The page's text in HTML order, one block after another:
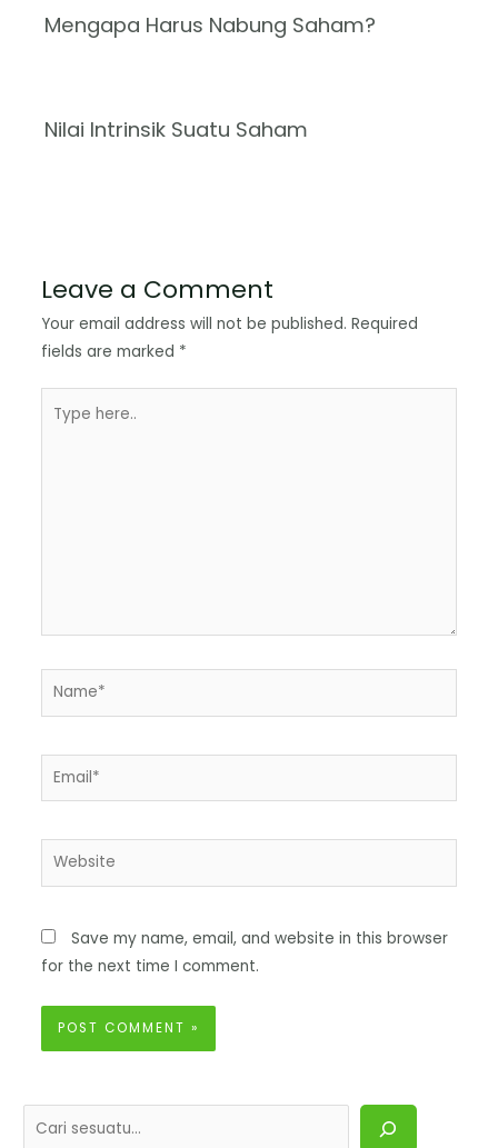
Mengapa Harus Nabung Saham?
Nilai Intrinsik Suatu Saham
Leave a Comment
Your email address will not be published. Required
fields are marked *
Save my name, email, and website in this browser
for the next time I comment.